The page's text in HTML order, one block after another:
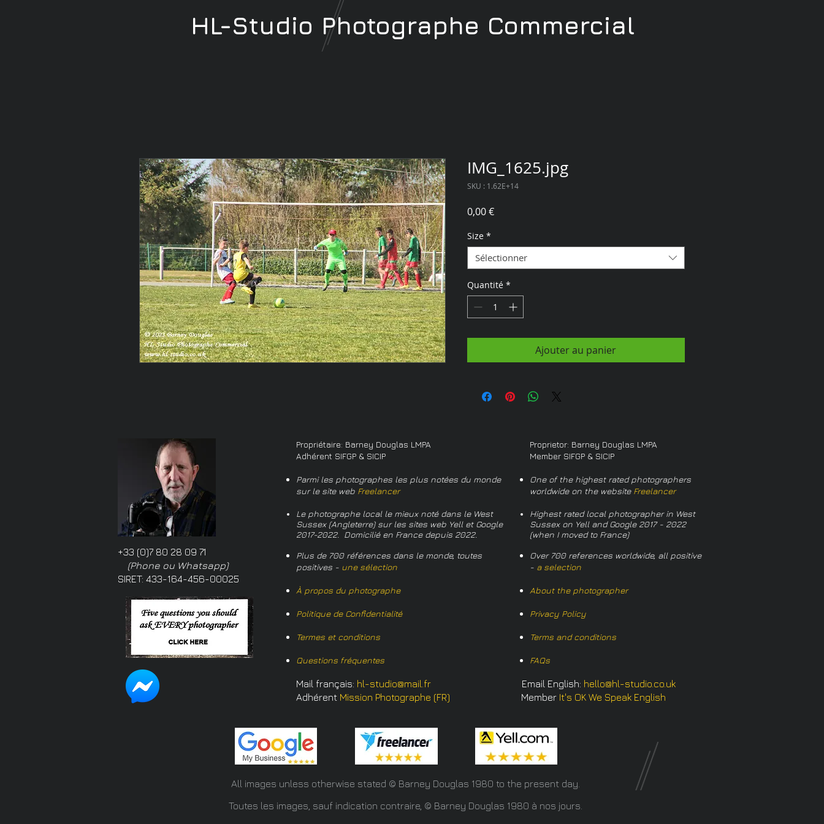
IMG_1625.jpg
SKU : 1.62E+14
0,00 €Prix
Size *
Sélectionner
Quantité *
Ajouter au panier
HL-Studio Photographe Commercial
+33 (0)7 80 28 09 71
(Phone ou Whatsapp)
SIRET: 433-164-456-00025
Propriétaire: Barney Douglas LMPA
Adhérent SIFGP & SICIP
Parmi les photographes les plus notées du monde
sur le site web Freelancer
Le photographe local le mieux noté dans le West
Sussex (Angleterre) sur les sites web Yell et Google
2017-2022. Domicilié en France depuis 2022.
Plus de 700 références dans le monde, toutes
positives - une sélection
À propos du photographe
Politique de Confidentialité
Termes et conditions
Questions fréquentes
Proprietor: Barney Douglas LMPA
Member SIFGP & SICIP
One of the highest rated photographers
worldwide on the website Freelancer
Highest rated local photographer in West
Sussex on Yell and Google 2017 - 2022
(when I moved to France)
Over 700 references worldwide, all positive
- a selection
About the photographer
Privacy Policy
Terms and conditions
FAQs
Mail français: hl-studio@mail.fr Email English: hello@hl-studio.co.uk
Adhérent Mission Photographe (FR) Member It's OK We Speak English
All images unless otherwise stated © Barney Douglas 1980 to the present day.
Toutes les images, sauf indication contraire, © Barney Douglas 1980 à nos jours.